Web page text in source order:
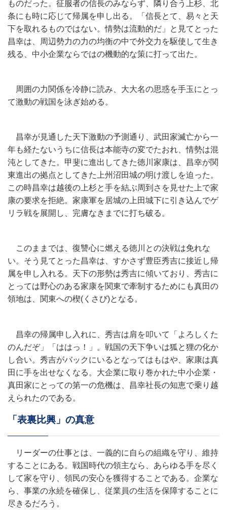
ものだった。征服者の信長のみならず、隣り合う上杉、北
条にも時に応じて帰属を申し出る。「信長とて、易々と天
下を取れるものではない。情勢は流動的だ」と見てとった
昌幸は、周辺勢力の力の均衡の中で外交力を駆使して生き
残る、中小企業ならではの機動的な策に打って出た。
周囲の力関係を冷静に読み、大大名の思惑を手玉にとっ
て激動の戦国を泳ぎ始める。
昌幸が見通した天下激動の予測通り、武田家滅亡から一
年も経たないうちに信長は本能寺の変でたおれ、情勢は混
沌としてきた。甲斐に進出してきた徳川家康は、昌幸が関
東進出の拠点としてきた上州沼田城の明け渡しを迫った。
この時昌幸は越後の上杉と手を結ぶ周到さを見せた上で家
康の要求を拒絶。家康軍を居城の上田城下に引き込んでゲ
リラ戦を展開し、完膚なきまでに打ち破る。
このままでは、復讐心に燃える徳川との決戦は免れな
い。そう見てとった昌幸は、すかさず豊臣秀吉に接近し帰
属を申し入れる。天下の形勢は秀吉に傾いており、秀吉に
とっては野心のある家康を関東で牽制するためにも真田の
領地は、関東への楔(くさび)となる。
昌幸の帰属申し入れに、秀吉は肩を叩いて「よろしくた
のんだぞ」「ははっ！」。戦国の天下争いは狐と狸の化か
し合い。秀吉がバックにいるとなってはもはや、家康は真
田に手を出せなくなる。大企業に取り巻かれた中小企業・
真田家にとっての第一の危機は、昌幸社長の知恵で乗り越
えられたのである。
「表裏比興」の真意
リーダーの仕事とは、一義的に自らの組織を守り、維持
することにある。戦国時代の領主なら、あらゆる手を尽く
して家を守り、領民の安心を獲得することである。企業な
ら、事業の永続を確保し、従業員の生活を保障することに
尽きるだろう。